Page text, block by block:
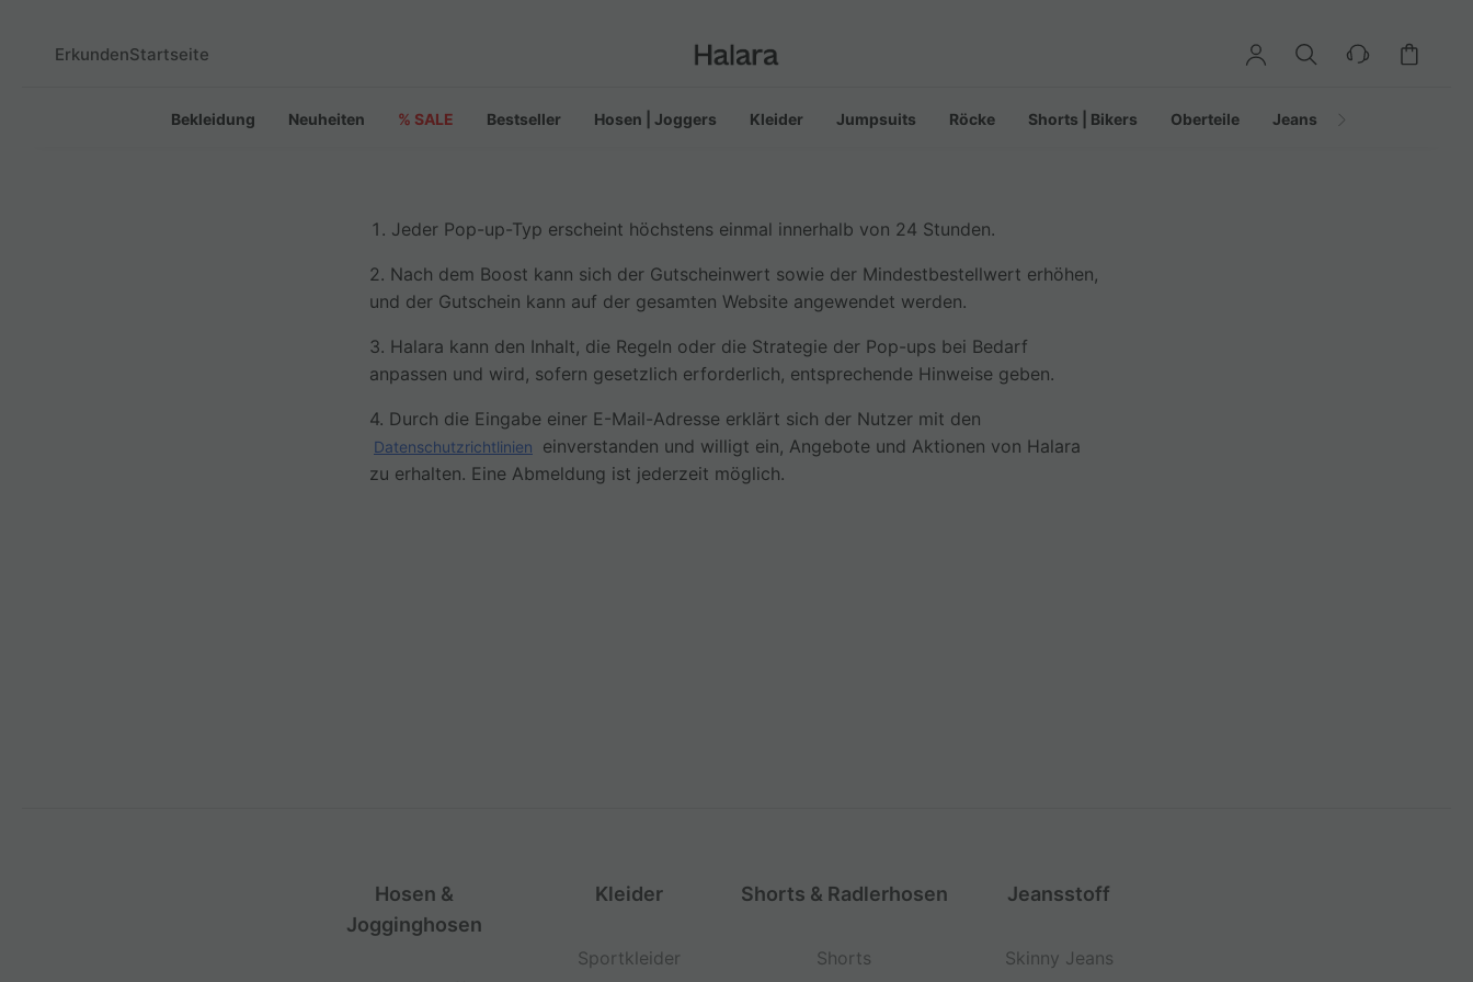
ErkundenStartseite
Bekleidung Neuheiten % SALE Bestseller Hosen | Joggers Kleider Jumpsuits Röcke Shorts | Bikers Oberteile Jeans | Denim
Jeder Pop-up-Typ erscheint höchstens einmal innerhalb von 24 Stunden.
2. Nach dem Boost kann sich der Gutscheinwert sowie der Mindestbestellwert erhöhen,
und der Gutschein kann auf der gesamten Website angewendet werden.
3. Halara kann den Inhalt, die Regeln oder die Strategie der Pop-ups bei Bedarf
anpassen und wird, sofern gesetzlich erforderlich, entsprechende Hinweise geben.
4. Durch die Eingabe einer E-Mail-Adresse erklärt sich der Nutzer mit den
Datenschutzrichtlinien
einverstanden und willigt ein, Angebote und Aktionen von Halara
zu erhalten. Eine Abmeldung ist jederzeit möglich.
Hosen &
Jogginghosen
Kleider
Sportkleider
Shorts & Radlerhosen
Shorts
Jeansstoff
Skinny Jeans